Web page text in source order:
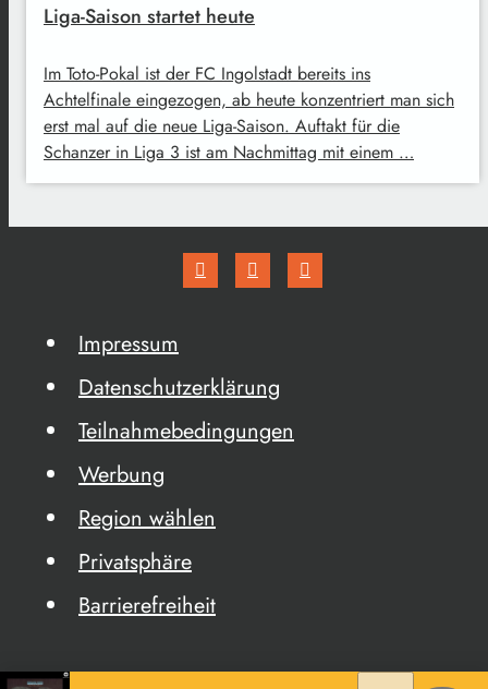
Liga-Saison startet heute
Im Toto-Pokal ist der FC Ingolstadt bereits ins
Achtelfinale eingezogen, ab heute konzentriert man sich
erst mal auf die neue Liga-Saison. Auftakt für die
Schanzer in Liga 3 ist am Nachmittag mit einem …
Impressum
Datenschutzerklärung
Teilnahmebedingungen
Werbung
Region wählen
Privatsphäre
Barrierefreiheit